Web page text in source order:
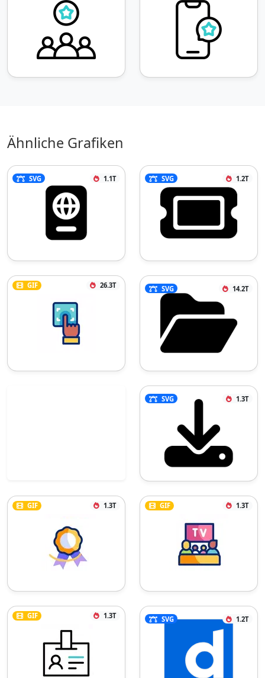
Ähnliche Grafiken
SVG 1.1T SVG 1.2T
GIF 26.3T SVG 14.2T
SVG 1.3T
GIF 1.3T GIF 1.3T
GIF 1.3T SVG 1.2T